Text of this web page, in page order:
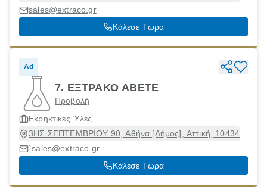
sales@extraco.gr
Κάλεσε Τώρα
Ad
7. ΕΞΤΡΑΚΟ ΑΒΕΤΕ
Προβολή
Εκρηκτικές Ύλες
3ΗΣ ΣΕΠΤΕΜΒΡΙΟΥ 90, Αθήνα [Δήμος], Αττική, 10434
`sales@extraco.gr
Κάλεσε Τώρα